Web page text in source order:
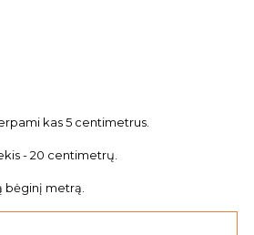
kas 5 centimetrus.
- 20 centimetrų.
bėginį metrą.